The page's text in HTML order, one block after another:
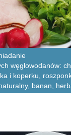
węglowodanów:
i koperku,
banan,